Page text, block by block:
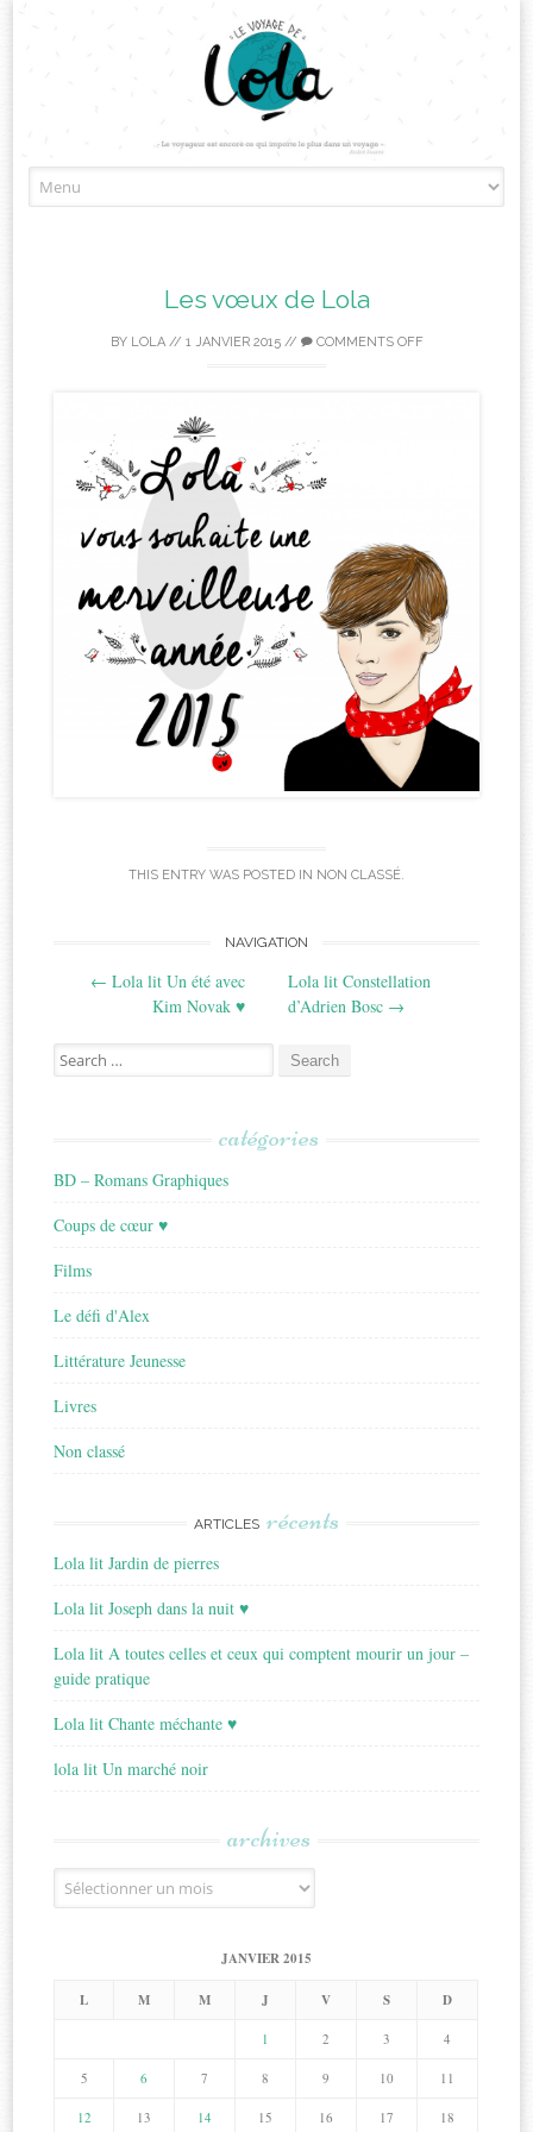
to
Les vœux de Lola
BY LOLA// 1 JANVIER 2015// COMMENTS OFF
THIS ENTRY WAS POSTED IN NON CLASSÉ.
navigation
NAVIGATION
← Lola lit Un été avec
Kim Novak ♥
Lola lit Constellation
d’Adrien Bosc →
Search
for:
catégories
BD – Romans Graphiques
Coups de cœur ♥
Films
Le défi d'Alex
Littérature Jeunesse
Livres
Non classé
ARTICLES récents
Lola lit Jardin de pierres
Lola lit Joseph dans la nuit ♥
Lola lit A toutes celles et ceux qui comptent mourir un jour –
guide pratique
Lola lit Chante méchante ♥
lola lit Un marché noir
archives
Archives
JANVIER 2015
L M M J V S D
1 2 3 4
5 6 7 8 9 10 11
12 13 14 15 16 17 18